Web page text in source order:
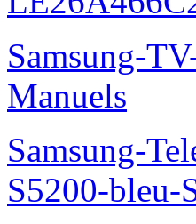
Samsung-
Manuels
Samsung-
S5200-bleu-